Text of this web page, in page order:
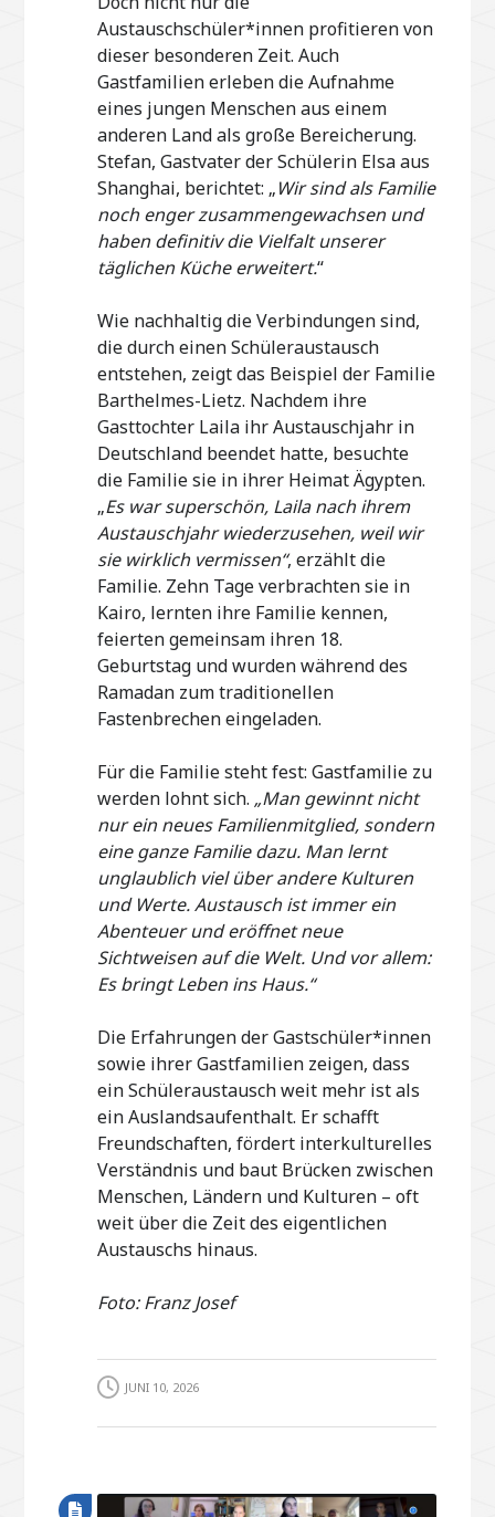
Austauschschüler*innen profitieren von
dieser besonderen Zeit. Auch
Gastfamilien erleben die Aufnahme
eines jungen Menschen aus einem
anderen Land als große Bereicherung.
Stefan, Gastvater der Schülerin Elsa aus
Shanghai, berichtet: „Wir sind als Familie
noch enger zusammengewachsen und
haben definitiv die Vielfalt unserer
täglichen Küche erweitert.“
Wie nachhaltig die Verbindungen sind,
die durch einen Schüleraustausch
entstehen, zeigt das Beispiel der Familie
Barthelmes-Lietz. Nachdem ihre
Gasttochter Laila ihr Austauschjahr in
Deutschland beendet hatte, besuchte
die Familie sie in ihrer Heimat Ägypten.
„Es war superschön, Laila nach ihrem
Austauschjahr wiederzusehen, weil wir
sie wirklich vermissen“, erzählt die
Familie. Zehn Tage verbrachten sie in
Kairo, lernten ihre Familie kennen,
feierten gemeinsam ihren 18.
Geburtstag und wurden während des
Ramadan zum traditionellen
Fastenbrechen eingeladen.
Für die Familie steht fest: Gastfamilie zu
werden lohnt sich. „Man gewinnt nicht
nur ein neues Familienmitglied, sondern
eine ganze Familie dazu. Man lernt
unglaublich viel über andere Kulturen
und Werte. Austausch ist immer ein
Abenteuer und eröffnet neue
Sichtweisen auf die Welt. Und vor allem:
Es bringt Leben ins Haus.“
Die Erfahrungen der Gastschüler*innen
sowie ihrer Gastfamilien zeigen, dass
ein Schüleraustausch weit mehr ist als
ein Auslandsaufenthalt. Er schafft
Freundschaften, fördert interkulturelles
Verständnis und baut Brücken zwischen
Menschen, Ländern und Kulturen – oft
weit über die Zeit des eigentlichen
Austauschs hinaus.
Foto: Franz Josef
JUNI 10, 2026